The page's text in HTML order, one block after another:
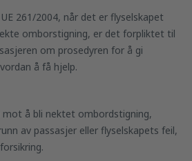
261/2004, når det er flyselskapet
omborstigning, er det forpliktet til
om prosedyren for å gi
å få hjelp.
å bli nektet ombordstigning,
av passasjer eller flyselskapets feil,